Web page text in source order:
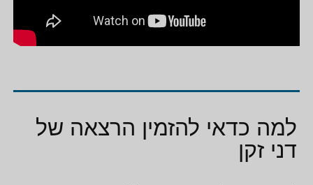
למה כדאי להזמין הרצאה של
דני זקן